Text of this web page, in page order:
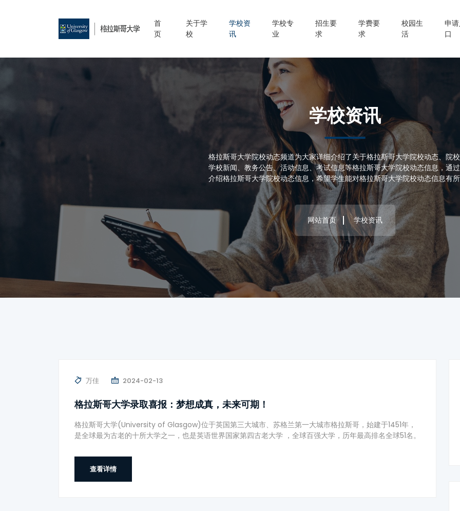
首
页
关于学
校
学校资
讯
学校专
业
招生要
求
学费要
求
校园生
活
申
口
学校资讯
格拉斯哥大学院校动态频道为大家详细介绍了关于格拉斯哥大学院校动态、院
学校新闻、教务公告、活动信息、考试信息等格拉斯哥大学院校动态信息，通
介绍格拉斯哥大学院校动态信息，希望学生能对格拉斯哥大学院校动态信息有
网站首页 学校资讯
万佳 2024-02-13
格拉斯哥大学录取喜报：梦想成真，未来可期！
格拉斯哥大学(University of Glasgow)位于英国第三大城市、苏格兰第一大城市格拉斯哥，始建于1451年，
是全球最为古老的十所大学之一，也是英语世界国家第四古老大学 ，全球百强大学，历年最高排名全球51名。
查看详情